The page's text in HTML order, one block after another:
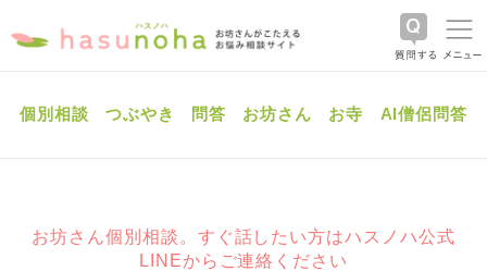
個別相談 つぶやき 問答 お坊さん お寺 AI僧侶問答
お坊さん個別相談。すぐ話したい方はハスノハ公式
LINEからご連絡ください